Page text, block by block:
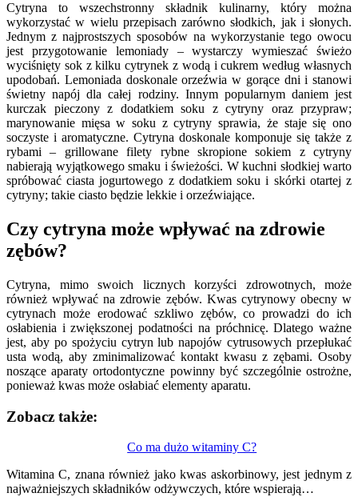
Cytryna to wszechstronny składnik kulinarny, który można
wykorzystać w wielu przepisach zarówno słodkich, jak i słonych.
Jednym z najprostszych sposobów na wykorzystanie tego owocu
jest przygotowanie lemoniady – wystarczy wymieszać świeżo
wyciśnięty sok z kilku cytrynek z wodą i cukrem według własnych
upodobań. Lemoniada doskonale orzeźwia w gorące dni i stanowi
świetny napój dla całej rodziny. Innym popularnym daniem jest
kurczak pieczony z dodatkiem soku z cytryny oraz przypraw;
marynowanie mięsa w soku z cytryny sprawia, że staje się ono
soczyste i aromatyczne. Cytryna doskonale komponuje się także z
rybami – grillowane filety rybne skropione sokiem z cytryny
nabierają wyjątkowego smaku i świeżości. W kuchni słodkiej warto
spróbować ciasta jogurtowego z dodatkiem soku i skórki otartej z
cytryny; takie ciasto będzie lekkie i orzeźwiające.
Czy cytryna może wpływać na zdrowie
zębów?
Cytryna, mimo swoich licznych korzyści zdrowotnych, może
również wpływać na zdrowie zębów. Kwas cytrynowy obecny w
cytrynach może erodować szkliwo zębów, co prowadzi do ich
osłabienia i zwiększonej podatności na próchnicę. Dlatego ważne
jest, aby po spożyciu cytryn lub napojów cytrusowych przepłukać
usta wodą, aby zminimalizować kontakt kwasu z zębami. Osoby
noszące aparaty ortodontyczne powinny być szczególnie ostrożne,
ponieważ kwas może osłabiać elementy aparatu.
Zobacz także:
Co ma dużo witaminy C?
Witamina C, znana również jako kwas askorbinowy, jest jednym z
najważniejszych składników odżywczych, które wspierają…
wpisu